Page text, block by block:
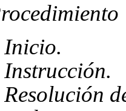
Inicio.
Instrucción.
Resolución